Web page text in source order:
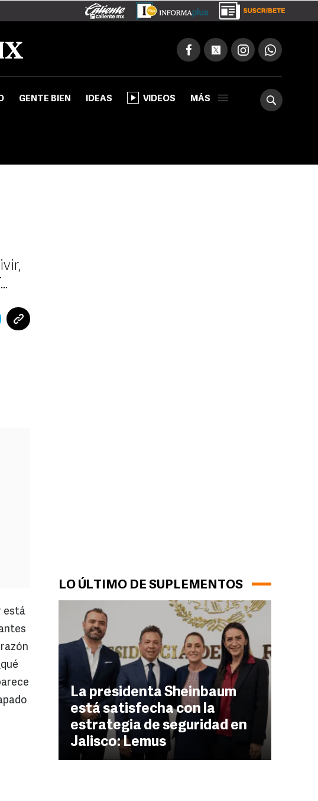
GENTE BIEN IDEAS VIDEOS MÁS
LO ÚLTIMO DE SUPLEMENTOS
La presidenta Sheinbaum
está satisfecha con la
estrategia de seguridad en
Jalisco: Lemus
está